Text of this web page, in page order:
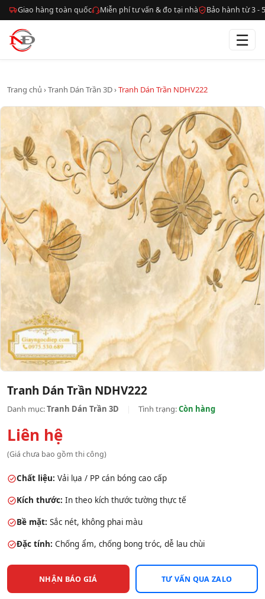
Giao hàng toàn quốc Miễn phí tư vấn & đo tại nhà Bảo hành từ 3 -
☰
Trang chủ ›Tranh Dán Trần 3D›Tranh Dán Trần NDHV222
Tranh Dán Trần NDHV222
Danh mục:Tranh Dán Trần 3D Tình trạng:Còn hàng
Liên hệ
(Giá chưa bao gồm thi công)
Chất liệu: Vải lụa / PP cán bóng cao cấp
Kích thước: In theo kích thước tường thực tế
Bề mặt: Sắc nét, không phai màu
Đặc tính: Chống ẩm, chống bong tróc, dễ lau chùi
NHẬN BÁO GIÁ TƯ VẤN QUA ZALO